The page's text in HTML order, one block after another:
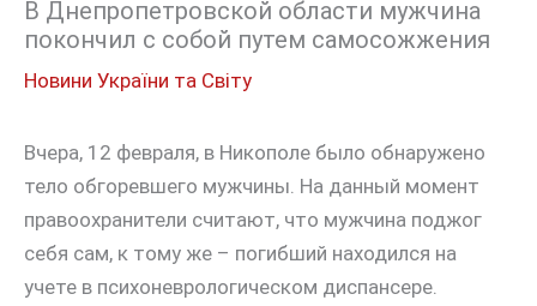
В Днепропетровской области мужчина
покончил с собой путем самосожжения
Новини України та Світу
Вчера, 12 февраля, в Никополе было обнаружено
тело обгоревшего мужчины. На данный момент
правоохранители считают, что мужчина поджог
себя сам, к тому же – погибший находился на
учете в психоневрологическом диспансере.